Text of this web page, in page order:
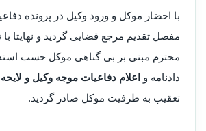
با احضار موکل و ورود وکیل در پرونده
مفصل تقدیم مرجع قضایی گردید و نهایتا
محترم مبنی بر بی گناهی موکل حسب
دادنامه و اعلام دفاعیات موجه وکیل و
تعقیب به طرفیت موکل صادر گردید.